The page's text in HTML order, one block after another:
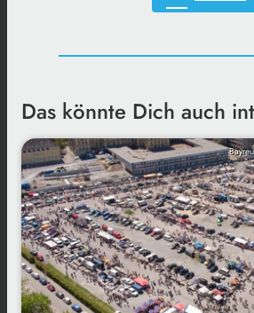
Das könnte Dich auch